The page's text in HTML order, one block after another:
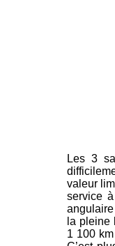
Les 3
valeur
service
la pleine
1 100